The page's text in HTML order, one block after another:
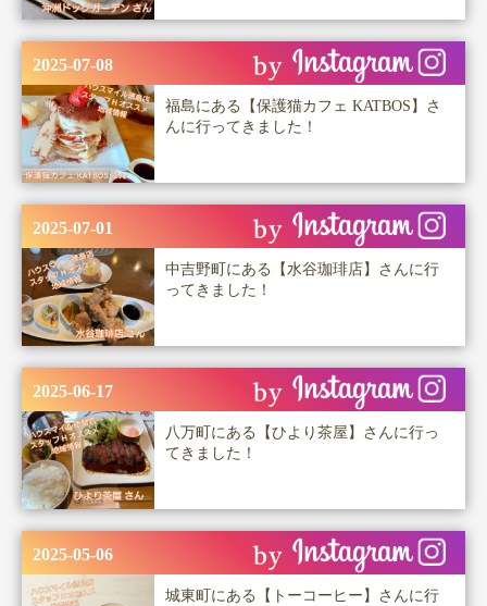
2025-07-08
福島にある【保護猫カフェ KATBOS】さ
んに行ってきました！
2025-07-01
中吉野町にある【水谷珈琲店】さんに行
ってきました！
2025-06-17
八万町にある【ひより茶屋】さんに行っ
てきました！
2025-05-06
城東町にある【トーコーヒー】さんに行